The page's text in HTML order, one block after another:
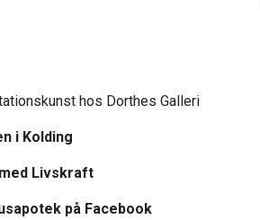
hos Dorthes Galleri
i Kolding
Livskraft
på Facebook